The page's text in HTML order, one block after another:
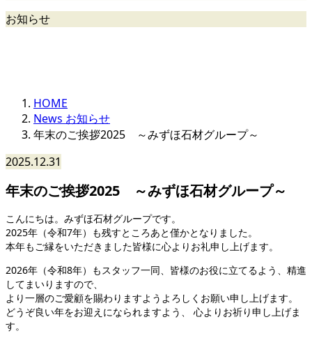
お知らせ
HOME
News お知らせ
年末のご挨拶2025 ～みずほ石材グループ～
2025.12.31
年末のご挨拶2025 ～みずほ石材グループ～
こんにちは。みずほ石材グループです。
2025年（令和7年）も残すところあと僅かとなりました。
本年もご縁をいただきました皆様に心よりお礼申し上げます。
2026年（令和8年）もスタッフ一同、皆様のお役に立てるよう、精進
してまいりますので、
より一層のご愛顧を賜わりますようよろしくお願い申し上げます。
どうぞ良い年をお迎えになられますよう、 心よりお祈り申し上げま
す。